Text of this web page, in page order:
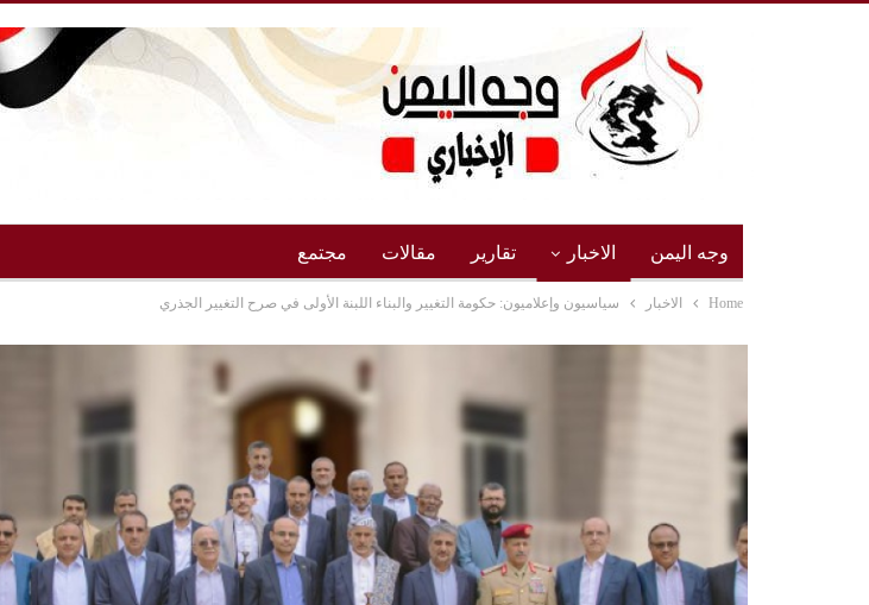
وجه اليمن الاخبار تقارير مقالات مجتمع
Home الاخبار سياسيون وإعلاميون: حكومة التغيير والبناء اللبنة الأولى في صرح التغيير الجذري